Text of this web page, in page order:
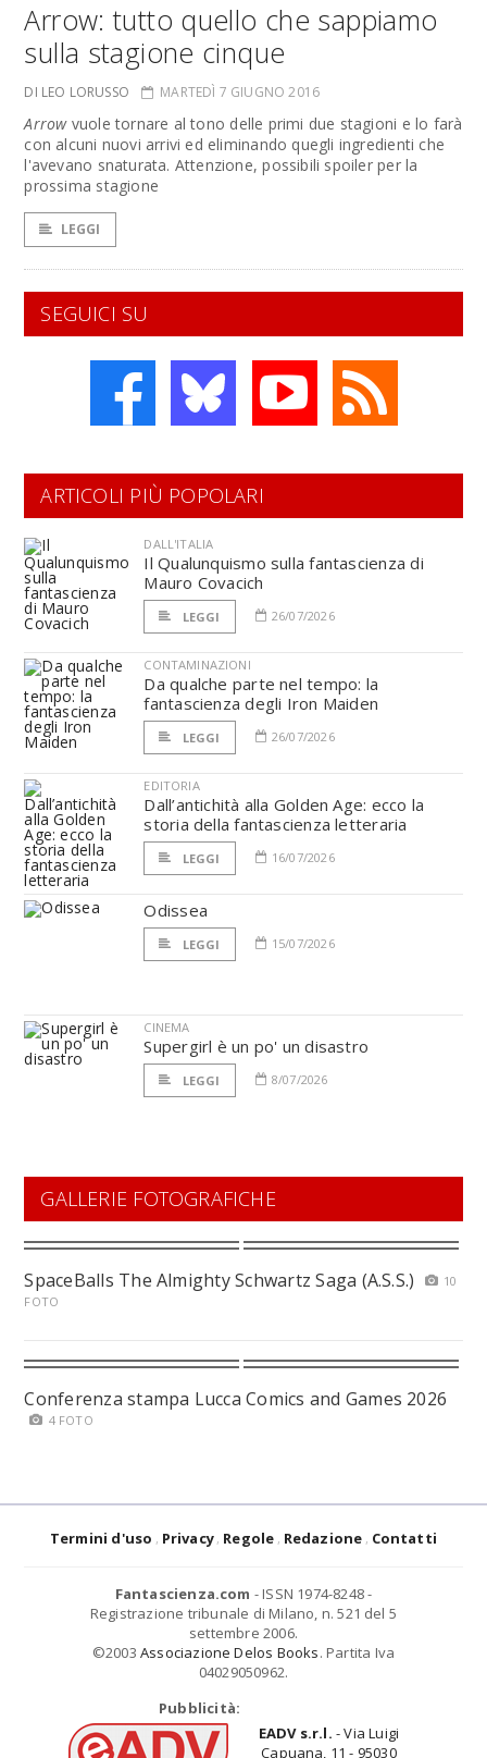
Arrow: tutto quello che sappiamo
sulla stagione cinque
DI LEO LORUSSO MARTEDÌ 7 GIUGNO 2016
Arrowvuole tornare al tono delle primi due stagioni e lo farà
con alcuni nuovi arrivi ed eliminando quegli ingredienti che
l'avevano snaturata. Attenzione, possibili spoiler per la
prossima stagione
LEGGI
SEGUICI SU
ARTICOLI PIÙ POPOLARI
DALL'ITALIA
Il Qualunquismo sulla fantascienza di
Mauro Covacich
LEGGI 26/07/2026
CONTAMINAZIONI
Da qualche parte nel tempo: la
fantascienza degli Iron Maiden
LEGGI 26/07/2026
EDITORIA
Dall’antichità alla Golden Age: ecco la
storia della fantascienza letteraria
LEGGI 16/07/2026
Odissea
LEGGI 15/07/2026
CINEMA
Supergirl è un po' un disastro
LEGGI 8/07/2026
GALLERIE FOTOGRAFICHE
SpaceBalls The Almighty Schwartz Saga (A.S.S.)
10
FOTO
Conferenza stampa Lucca Comics and Games 2026
4 FOTO
Termini d'uso Privacy Regole Redazione Contatti
Fantascienza.com - ISSN 1974-8248 -
Registrazione tribunale di Milano, n. 521 del 5
settembre 2006.
©2003 Associazione Delos Books. Partita Iva
04029050962.
Pubblicità:
EADV s.r.l. - Via Luigi
Capuana, 11 - 95030